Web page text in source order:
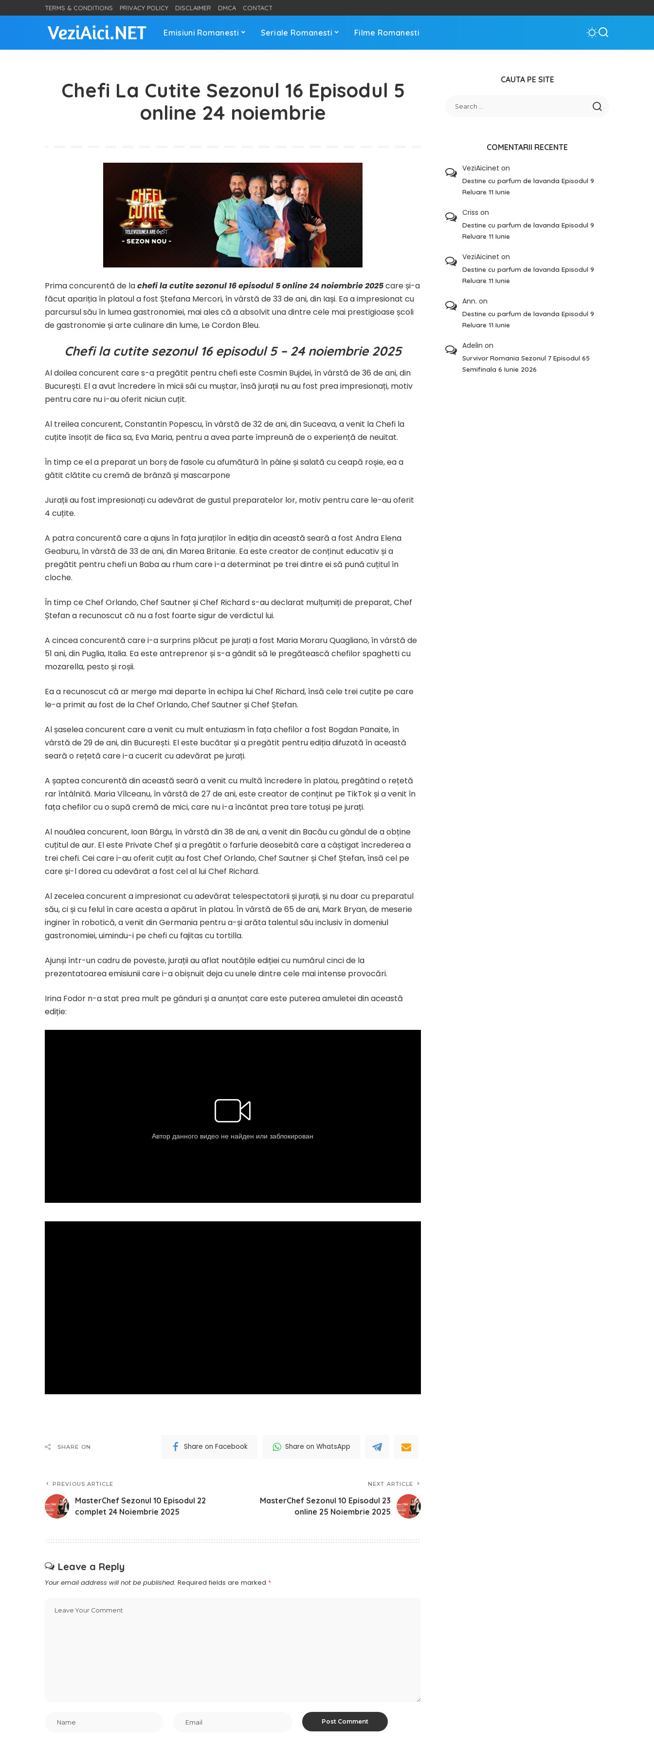
TERMS & CONDITIONS PRIVACY POLICY DISCLAIMER DMCA CONTACT
Emisiuni Romanesti Seriale Romanesti Filme Romanesti
Chefi La Cutite Sezonul 16 Episodul 5
online 24 noiembrie
Prima concurentă de lachefi la cutite sezonul 16 episodul 5 online 24 noiembrie 2025care și-a
făcut apariția în platoul a fost Ștefana Mercori, în vârstă de 33 de ani, din Iași. Ea a impresionat cu
parcursul său în lumea gastronomiei, mai ales că a absolvit una dintre cele mai prestigioase școli
de gastronomie și arte culinare din lume, Le Cordon Bleu.
Chefi la cutite sezonul 16 episodul 5 – 24 noiembrie 2025
Al doilea concurent care s-a pregătit pentru chefi este Cosmin Bujdei, în vârstă de 36 de ani, din
București. El a avut încredere în micii săi cu muștar, însă jurații nu au fost prea impresionați, motiv
pentru care nu i-au oferit niciun cuțit.
Al treilea concurent, Constantin Popescu, în vârstă de 32 de ani, din Suceava, a venit la Chefi la
cuțite însoțit de fiica sa, Eva Maria, pentru a avea parte împreună de o experiență de neuitat.
În timp ce el a preparat un borș de fasole cu afumătură în pâine și salată cu ceapă roșie, ea a
gătit clătite cu cremă de brânză și mascarpone
Jurații au fost impresionați cu adevărat de gustul preparatelor lor, motiv pentru care le-au oferit
4 cuțite.
A patra concurentă care a ajuns în fața juraților în ediția din această seară a fost Andra Elena
Geaburu, în vârstă de 33 de ani, din Marea Britanie. Ea este creator de conținut educativ și a
pregătit pentru chefi un Baba au rhum care i-a determinat pe trei dintre ei să pună cuțitul în
cloche.
În timp ce Chef Orlando, Chef Sautner și Chef Richard s-au declarat mulțumiți de preparat, Chef
Ștefan a recunoscut că nu a fost foarte sigur de verdictul lui.
A cincea concurentă care i-a surprins plăcut pe jurați a fost Maria Moraru Quagliano, în vârstă de
51 ani, din Puglia, Italia. Ea este antreprenor și s-a gândit să le pregătească chefilor spaghetti cu
mozarella, pesto și roșii.
Ea a recunoscut că ar merge mai departe în echipa lui Chef Richard, însă cele trei cuțite pe care
le-a primit au fost de la Chef Orlando, Chef Sautner și Chef Ștefan.
Al șaselea concurent care a venit cu mult entuziasm în fața chefilor a fost Bogdan Panaite, în
vârstă de 29 de ani, din București. El este bucătar și a pregătit pentru ediția difuzată în această
seară o rețetă care i-a cucerit cu adevărat pe jurați.
A șaptea concurentă din această seară a venit cu multă încredere în platou, pregătind o rețetă
rar întâlnită. Maria Vîlceanu, în vârstă de 27 de ani, este creator de conținut pe TikTok și a venit în
fața chefilor cu o supă cremă de mici, care nu i-a încântat prea tare totuși pe jurați.
Al nouălea concurent, Ioan Bârgu, în vârstă din 38 de ani, a venit din Bacău cu gândul de a obține
cuțitul de aur. El este Private Chef și a pregătit o farfurie deosebită care a câștigat încrederea a
trei chefi. Cei care i-au oferit cuțit au fost Chef Orlando, Chef Sautner și Chef Ștefan, însă cel pe
care și-l dorea cu adevărat a fost cel al lui Chef Richard.
Al zecelea concurent a impresionat cu adevărat telespectatorii și jurații, și nu doar cu preparatul
său, ci și cu felul în care acesta a apărut în platou. În vârstă de 65 de ani, Mark Bryan, de meserie
inginer în robotică, a venit din Germania pentru a-și arăta talentul său inclusiv în domeniul
gastronomiei, uimindu-i pe chefi cu fajitas cu tortilla.
Ajunși într-un cadru de poveste, jurații au aflat noutățile ediției cu numărul cinci de la
prezentatoarea emisiunii care i-a obișnuit deja cu unele dintre cele mai intense provocări.
Irina Fodor n-a stat prea mult pe gânduri și a anunțat care este puterea amuletei din această
ediție:
SHARE ON Share on Facebook Share on WhatsApp
PREVIOUS ARTICLE
MasterChef Sezonul 10 Episodul 22
complet 24 Noiembrie 2025
NEXT ARTICLE
MasterChef Sezonul 10 Episodul 23
online 25 Noiembrie 2025
Leave a Reply
Your email address will not be published. Required fields are marked *
CAUTA PE SITE
COMENTARII RECENTE
VeziAicinet on
Destine cu parfum de lavanda Episodul 9
Reluare 11 Iunie
Criss on
Destine cu parfum de lavanda Episodul 9
Reluare 11 Iunie
VeziAicinet on
Destine cu parfum de lavanda Episodul 9
Reluare 11 Iunie
Ann. on
Destine cu parfum de lavanda Episodul 9
Reluare 11 Iunie
Adelin on
Survivor Romania Sezonul 7 Episodul 65
Semifinala 6 Iunie 2026